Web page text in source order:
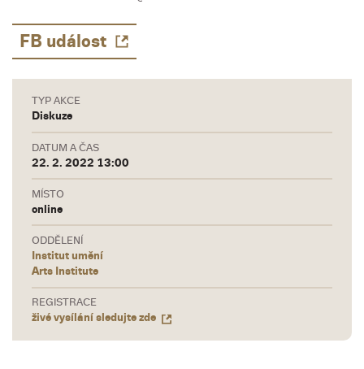
FB událost
TYP AKCE
Diskuze
DATUM A ČAS
22. 2. 2022 13:00
MÍSTO
online
ODDĚLENÍ
Institut umění
Arts Institute
REGISTRACE
živé vysílání sledujte zde